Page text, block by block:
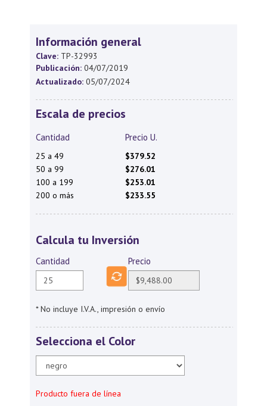
Información general
Clave: TP-32993
Publicación: 04/07/2019
Actualizado: 05/07/2024
Escala de precios
Cantidad Precio U.
25 a 49
$379.52
50 a 99
$276.01
100 a 199
$253.01
200 o más
$233.55
Calcula tu Inversión
Cantidad Precio
* No incluye I.V.A., impresión o envío
Selecciona el Color
Producto fuera de línea